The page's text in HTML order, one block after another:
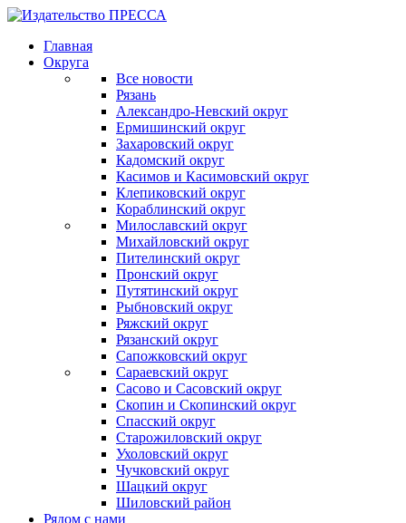
Главная
Округа
Все новости
Рязань
Александро-Невский округ
Ермишинский округ
Захаровский округ
Кадомский округ
Касимов и Касимовский округ
Клепиковский округ
Кораблинский округ
Милославский округ
Михайловский округ
Пителинский округ
Пронский округ
Путятинский округ
Рыбновский округ
Ряжский округ
Рязанский округ
Сапожковский округ
Сараевский округ
Сасово и Сасовский округ
Скопин и Скопинский округ
Спасский округ
Старожиловский округ
Ухоловский округ
Чучковский округ
Шацкий округ
Шиловский район
Рядом с нами